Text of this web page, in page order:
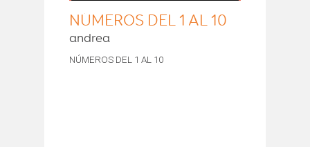
NÚMEROS DEL 1 AL 10
andrea
NÚMEROS DEL 1 AL 10